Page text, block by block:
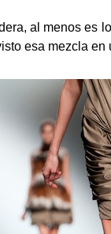
al menos es
esa mezcla en